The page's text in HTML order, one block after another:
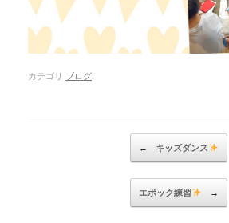
カテゴリ ブログ
← キッズダンス
エポック練習 →